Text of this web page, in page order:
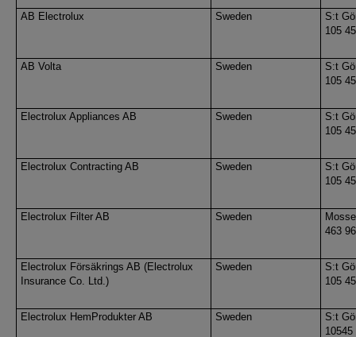
AB Electrolux Sweden
S:t
105
AB Volta Sweden
S:t
105
Electrolux Appliances AB Sweden
S:t
105
Electrolux Contracting AB Sweden
S:t
105
Electrolux Filter AB Sweden
463
Electrolux Försäkrings AB (Electrolux
Insurance Co. Ltd.)
Sweden
S:t
105
Electrolux HemProdukter AB Sweden
S:t